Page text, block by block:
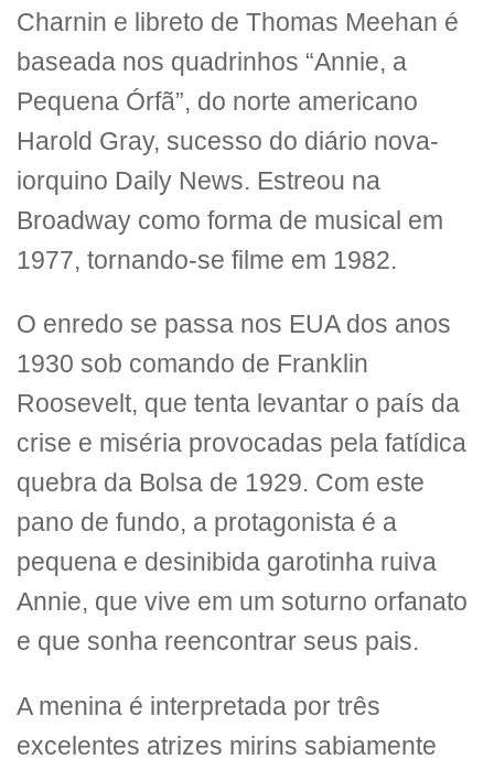
Charnin e libreto de Thomas Meehan é
baseada nos quadrinhos “Annie, a
Pequena Órfã”, do norte americano
Harold Gray, sucesso do diário nova-
iorquino Daily News. Estreou na
Broadway como forma de musical em
1977, tornando-se filme em 1982.
O enredo se passa nos EUA dos anos
1930 sob comando de Franklin
Roosevelt, que tenta levantar o país da
crise e miséria provocadas pela fatídica
quebra da Bolsa de 1929. Com este
pano de fundo, a protagonista é a
pequena e desinibida garotinha ruiva
Annie, que vive em um soturno orfanato
e que sonha reencontrar seus pais.
A menina é interpretada por três
excelentes atrizes mirins sabiamente